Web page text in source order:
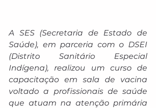
A SES (Secretaria de Estado de
Saúde), em parceria com o DSEI
(Distrito Sanitário Especial
Indígena), realizou um curso de
capacitação em sala de vacina
voltado a profissionais de saúde
que atuam na atenção primária